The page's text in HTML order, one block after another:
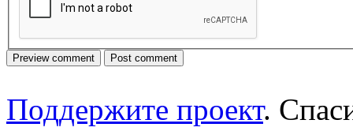
Поддержите проект.